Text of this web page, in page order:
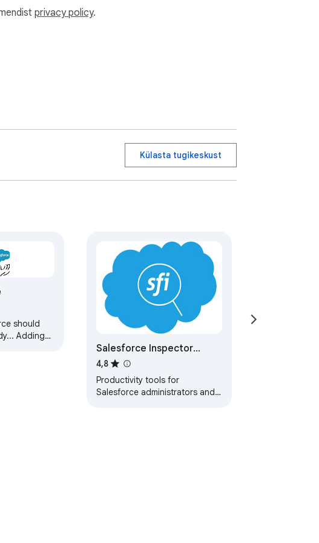
privacy policy.
Külasta tugikeskust
should
Adding
Salesforce Inspector
Reloaded
4,8
Productivity tools for
Salesforce administrators and